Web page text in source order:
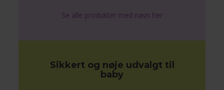
Se alle produkter med navn her
Sikkert og nøje udvalgt til
baby